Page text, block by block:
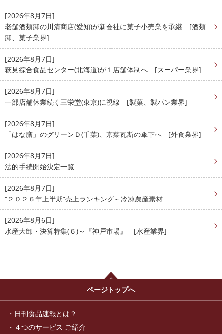
[2026年8月7日]
老舗酒類卸の川清商店(愛知)が新会社に菓子小売業を承継 [酒類
卸、菓子業界]
[2026年8月7日]
萩見綜合食品センター(北海道)が１店舗体制へ [スーパー業界]
[2026年8月7日]
一部店舗休業続く三栄堂(東京)に視線 [製菓、製パン業界]
[2026年8月7日]
「はな膳」のグリーンＤ(千葉)、京葉瓦斯の傘下へ [外食業界]
[2026年8月7日]
法的手続開始決定一覧
[2026年8月7日]
“２０２６年上半期”売上ランキング～冷凍農産素材
[2026年8月6日]
水産大卸・決算特集(６)～『神戸市場』 [水産業界]
ページトップへ
日刊食品速報とは？
４つのサービス ご紹介